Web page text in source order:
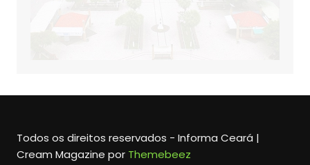
Todos os direitos reservados - Informa Ceará |
Cream Magazine por Themebeez